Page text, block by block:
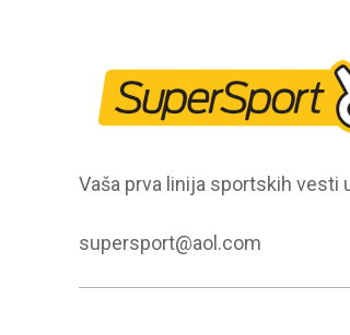
Vaša prva linija sportskih vesti
supersport@aol.com